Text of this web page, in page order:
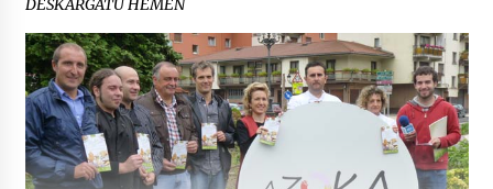
DESKARGATU HEMEN